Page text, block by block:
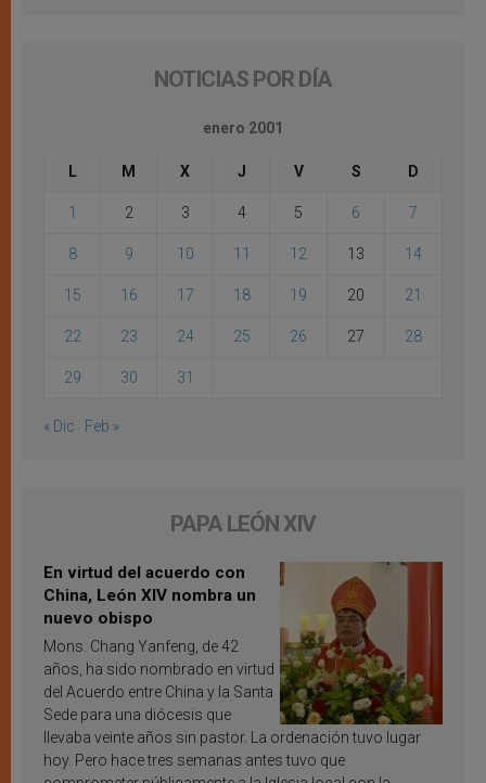
NOTICIAS POR DÍA
enero 2001
L M X J V S D
1 2 3 4 5 6 7
8 9 10 11 12 13 14
15 16 17 18 19 20 21
22 23 24 25 26 27 28
29 30 31
« Dic Feb »
PAPA LEÓN XIV
En virtud del acuerdo con
China, León XIV nombra un
nuevo obispo
Mons. Chang Yanfeng, de 42
años, ha sido nombrado en virtud
del Acuerdo entre China y la Santa
Sede para una diócesis que
llevaba veinte años sin pastor. La ordenación tuvo lugar
hoy. Pero hace tres semanas antes tuvo que